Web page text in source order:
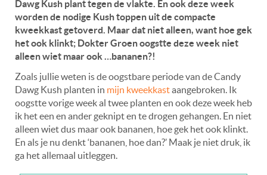
Dawg Kush plant tegen de vlakte. En ook deze week
worden de nodige Kush toppen uit de compacte
kweekkast getoverd. Maar dat niet alleen, want hoe gek
het ook klinkt; Dokter Groen oogstte deze week niet
alleen wiet maar ook …bananen?!
Zoals jullie weten is de oogstbare periode van de Candy
Dawg Kush planten in mijn kweekkastaangebroken. Ik
oogstte vorige week al twee planten en ook deze week heb
ik het een en ander geknipt en te drogen gehangen. En niet
alleen wiet dus maar ook bananen, hoe gek het ook klinkt.
En als je nu denkt ‘bananen, hoe dan?’ Maak je niet druk, ik
ga het allemaal uitleggen.